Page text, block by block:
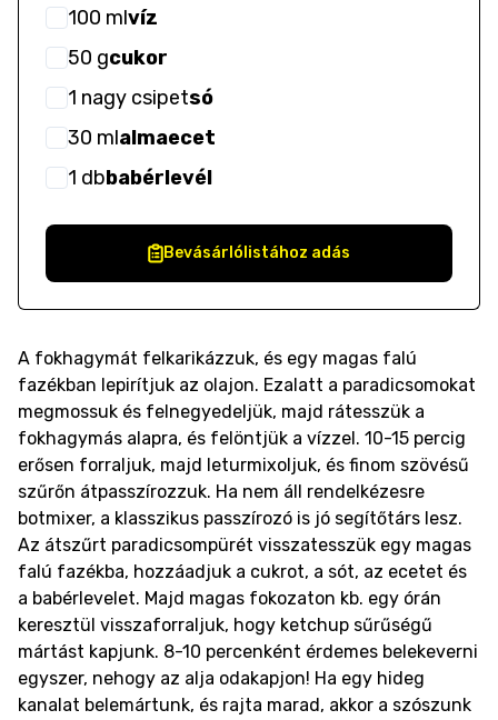
100 mlvíz
50 gcukor
1 nagy csipetsó
30 mlalmaecet
1 dbbabérlevél
Bevásárlólistához adás
A fokhagymát felkarikázzuk, és egy magas falú
fazékban lepirítjuk az olajon. Ezalatt a paradicsomokat
megmossuk és felnegyedeljük, majd rátesszük a
fokhagymás alapra, és felöntjük a vízzel. 10-15 percig
erősen forraljuk, majd leturmixoljuk, és finom szövésű
szűrőn átpasszírozzuk. Ha nem áll rendelkézesre
botmixer, a klasszikus passzírozó is jó segítőtárs lesz.
Az átszűrt paradicsompürét visszatesszük egy magas
falú fazékba, hozzáadjuk a cukrot, a sót, az ecetet és
a babérlevelet. Majd magas fokozaton kb. egy órán
keresztül visszaforraljuk, hogy ketchup sűrűségű
mártást kapjunk. 8-10 percenként érdemes belekeverni
egyszer, nehogy az alja odakapjon! Ha egy hideg
kanalat belemártunk, és rajta marad, akkor a szószunk